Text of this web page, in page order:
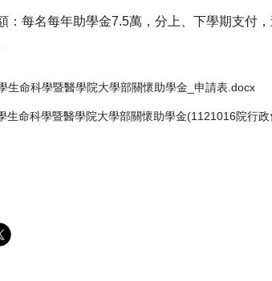
：每名每年助學金7.5萬，分上、下學期支付，
生命科學暨醫學院大學部關懷助學金_申請表.docx
生命科學暨醫學院大學部關懷助學金(1121016院行